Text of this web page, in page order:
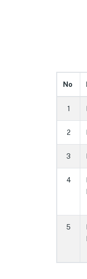
No
1
2
3
4
5